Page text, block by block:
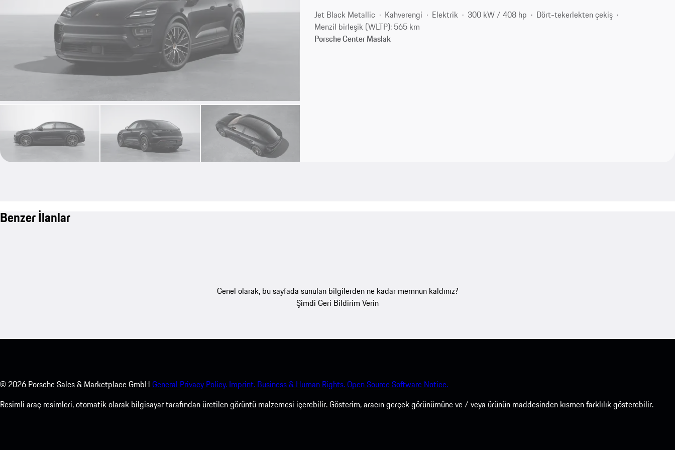
Jet Black Metallic Kahverengi Elektrik 300 kW / 408 hp
Dört-tekerlekten çekiş
Menzil birleşik (WLTP): 565 km
Porsche Center Maslak
Benzer İlanlar
Genel olarak, bu sayfada sunulan bilgilerden ne kadar memnun kaldınız?
Şimdi Geri Bildirim Verin
© 2026 Porsche Sales & Marketplace GmbH General Privacy Policy. Imprint. Business & Human Rights.Open Source Software Notice.
Resimli araç resimleri, otomatik olarak bilgisayar tarafından üretilen görüntü malzemesi içerebilir. Gösterim, aracın gerçek görünümüne ve / veya ürünün maddesinden kısmen farklılık gösterebilir.